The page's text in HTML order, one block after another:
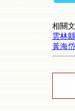
相關文
雲林
黃海